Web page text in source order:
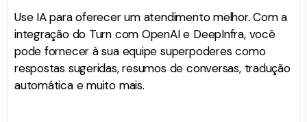
Use IA para oferecer um atendimento melhor. Com a
integração do Turn com OpenAI e DeepInfra, você
pode fornecer à sua equipe superpoderes como
respostas sugeridas, resumos de conversas, tradução
automática e muito mais.